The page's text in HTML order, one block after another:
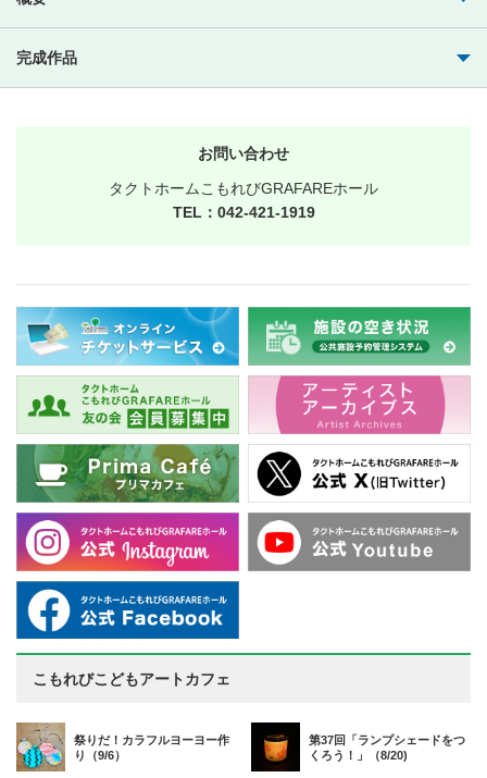
完成作品
お問い合わせ
タクトホームこもれびGRAFAREホール
TEL：042-421-1919
こもれびこどもアートカフェ
祭りだ！カラフルヨーヨー作
り（9/6）
第37回「ランプシェードをつ
くろう！」（8/20)